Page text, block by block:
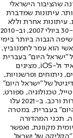
שהציבור הישראלי
עיתונות שמדברת
עיתונות אחרת וללא
תשלום. המהדורה המודפסת הראשונה פורסמה ב-30 ביולי 2007, וב-2010
הגבוה ביותר בימי
הוא עמר לחמנוביץ,
"ישראל היום" בעברית
ובאנגלית, כמו כן היישומונים (אפליקציות) לאנדרואיד ול-iOS, מציגים
ניתוחים ופרשנויות,
של "ישראל היום"
טכנולוגיה, ספורט,
כלכלה וצרכנות, בריאות, חיילים, אוכל, יהדות, תיירות ורכב. ב-2021 עלו
בעברית, במטרה
תכני המהדורה
מקוונת, ואפשר